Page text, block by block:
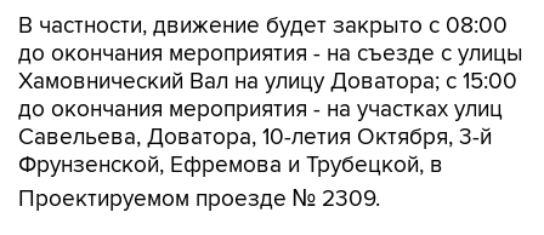
В частности, движение будет закрыто с 08:00
до окончания мероприятия - на съезде с улицы
Хамовнический Вал на улицу Доватора; с 15:00
до окончания мероприятия - на участках улиц
Савельева, Доватора, 10-летия Октября, 3-й
Фрунзенской, Ефремова и Трубецкой, в
Проектируемом проезде № 2309.